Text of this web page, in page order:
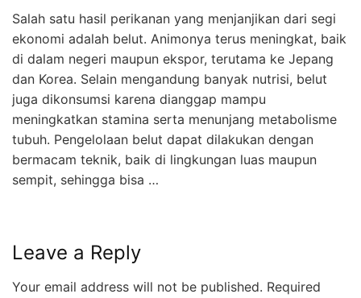
Salah satu hasil perikanan yang menjanjikan dari segi
ekonomi adalah belut. Animonya terus meningkat, baik
di dalam negeri maupun ekspor, terutama ke Jepang
dan Korea. Selain mengandung banyak nutrisi, belut
juga dikonsumsi karena dianggap mampu
meningkatkan stamina serta menunjang metabolisme
tubuh. Pengelolaan belut dapat dilakukan dengan
bermacam teknik, baik di lingkungan luas maupun
sempit, sehingga bisa …
Leave a Reply
Your email address will not be published. Required